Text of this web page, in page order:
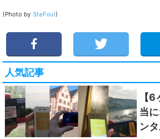
(Photo by SteFou!)
人気記事
【
当
ン